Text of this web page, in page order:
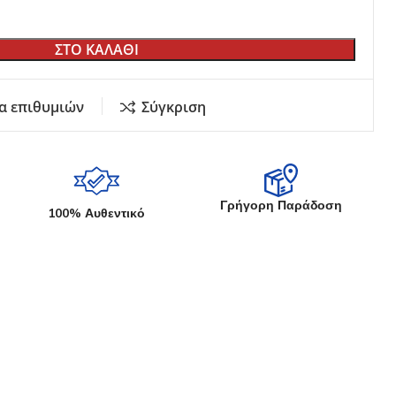
Λάμα
Εκθετήρια Καταστημάτων
Σουγιάδων
Μαχαιριών Κουζίνας
Στάντ
ΣΤΟ ΚΑΛΑΘΙ
επιθυμιών Σύγκριση
100% Αυθεντικό Γρήγορη Παράδοση